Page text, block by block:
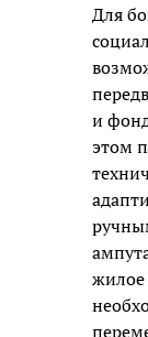
Для
и
этом